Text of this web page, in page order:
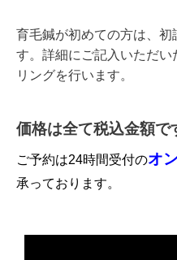
育毛鍼が初めての方は、初
す。詳細にご記入いただ
リングを行います。
価格は全て税込金額で
ご予約は24時間受付のオ
承っております。